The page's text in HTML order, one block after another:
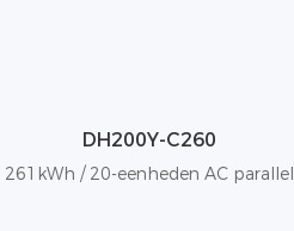
DH200Y-C260
261kWh / 20-eenheden AC parallel